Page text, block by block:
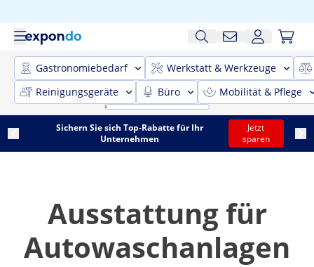
Gastronomiebedarf
Werkstatt & Werkzeuge
Reinigungsgeräte
Büro Mobilität & Pflege
Sichern Sie sich Top-Rabatte für Ihr
Unternehmen
Jetzt
sparen
Ausstattung für
Autowaschanlagen